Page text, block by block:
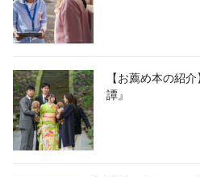
【お薦め本の紹
譚』